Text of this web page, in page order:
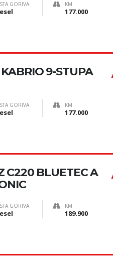
GORIVA KM
177.000
9-STUPA
GORIVA KM
177.000
C220 BLUETEC A
GORIVA KM
189.900